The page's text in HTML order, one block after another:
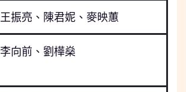
王振亮、陳君妮、麥映蕙
李向前、劉樺燊